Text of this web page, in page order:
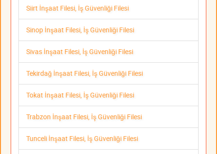
Siirt İnşaat Filesi, İş Güvenliği Filesi
Sinop İnşaat Filesi, İş Güvenliği Filesi
Sivas İnşaat Filesi, İş Güvenliği Filesi
Tekirdağ İnşaat Filesi, İş Güvenliği Filesi
Tokat İnşaat Filesi, İş Güvenliği Filesi
Trabzon İnşaat Filesi, İş Güvenliği Filesi
Tunceli İnşaat Filesi, İş Güvenliği Filesi